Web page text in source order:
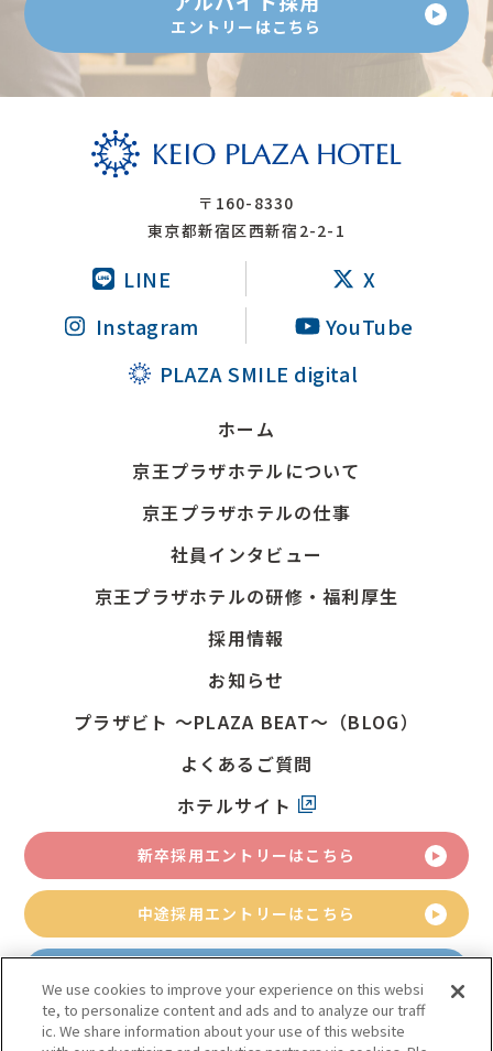
エントリーはこちら
〒160-8330
東京都新宿区西新宿2-2-1
LINE
X
Instagram
YouTube
PLAZA SMILE digital
ホーム
京王プラザホテルについて
京王プラザホテルの仕事
社員インタビュー
京王プラザホテルの研修・福利厚生
採用情報
お知らせ
プラザビト ～PLAZA BEAT～（BLOG）
よくあるご質問
ホテルサイト
新卒採用エントリーはこちら
中途採用エントリーはこちら
We use cookies to improve your experience on this websi
te, to personalize content and ads and to analyze our traff
ic. We share information about your use of this website